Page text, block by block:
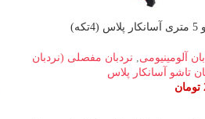
آلومینیومی
نردبان مفصلی (نردبان
تاشو آسانکار پلاس
تومان